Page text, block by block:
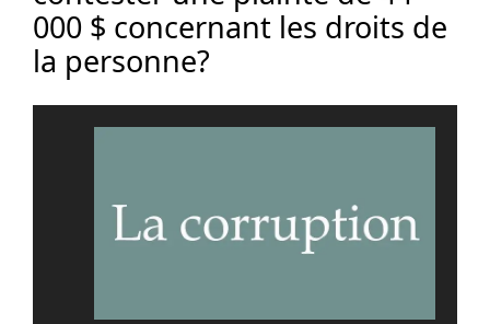
000 $ concernant les droits de
la personne?